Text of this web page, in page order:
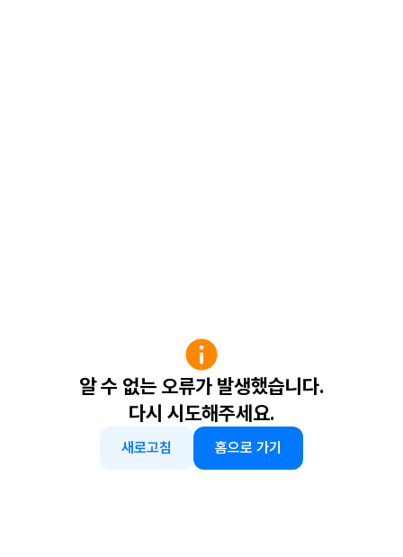
알 수 없는 오류가 발생했습니다.
다시 시도해주세요.
새로고침 홈으로 가기